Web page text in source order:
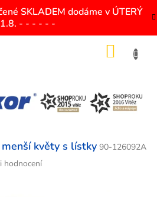
SKLADEM dodáme v ÚTERÝ
- - - - - -
květy s lístky 90-126092A
hodnocení